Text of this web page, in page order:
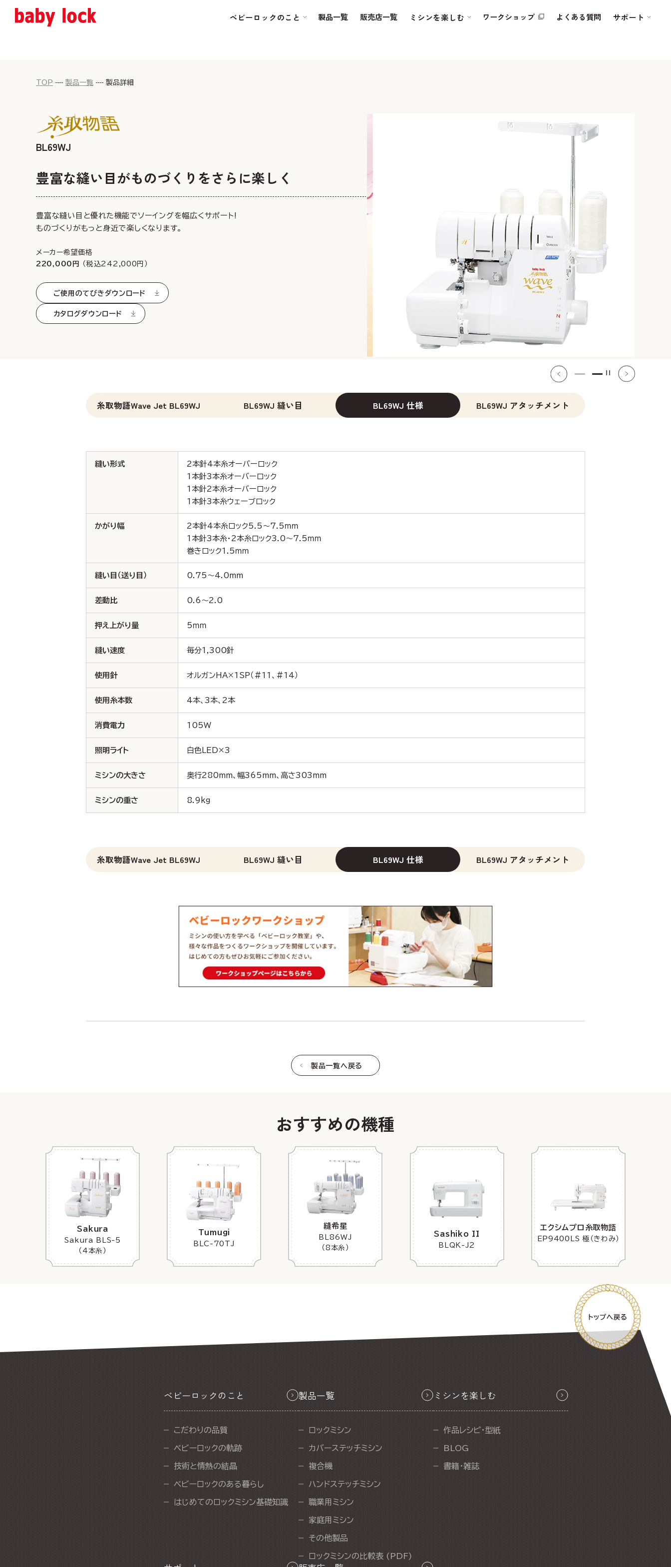
ベビーロックのこと 製品一覧 販売店一覧 ミシンを楽しむ ワークショップ よくある質問 サポート
TOP 製品一覧 製品詳細
BL69WJ
豊富な縫い目がものづくりをさらに楽しく
豊富な縫い目と優れた機能でソーイングを幅広くサポート!
ものづくりがもっと身近で楽しくなります。
メーカー希望価格
220,000円
（税込242,000円）
ご使用のてびきダウンロード
カタログダウンロード
糸取物語Wave Jet BL69WJ BL69WJ 縫い目 BL69WJ 仕様 BL69WJ アタッチメント
縫い形式
2本針4本糸オーバーロック
1本針3本糸オーバーロック
1本針2本糸オーバーロック
1本針3本糸ウェーブロック
かがり幅
2本針4本糸ロック5.5～7.5ｍｍ
1本針3本糸・2本糸ロック3.0～7.5ｍｍ
巻きロック1.5ｍｍ
縫い目（送り目） 0.75～4.0mm
差動比 0.6～2.0
押え上がり量 5ｍｍ
縫い速度 毎分1,300針
使用針 オルガンHA×1SP（#11、#14）
使用糸本数 4本、3本、2本
消費電力 105W
照明ライト 白色LED×3
ミシンの大きさ 奥行280mm、幅365mm、高さ303mm
ミシンの重さ 8.9kg
糸取物語Wave Jet BL69WJ BL69WJ 縫い目 BL69WJ 仕様 BL69WJ アタッチメント
製品一覧へ戻る
おすすめの機種
Sakura
Sakura BLS-5
（4本糸）
Tumugi
BLC-70TJ
縫希星
BL86WJ
（8本糸）
Sashiko II
BLQK-J2
エクシムプロ糸取物語
EP9400LS 極（きわみ）
ベビーロックのこと
こだわりの品質
ベビーロックの軌跡
技術と情熱の結晶
ベビーロックのある暮らし
はじめてのロックミシン基礎知識
製品一覧
ロックミシン
カバーステッチミシン
複合機
ハンドステッチミシン
職業用ミシン
家庭用ミシン
その他製品
ロックミシンの比較表 (PDF)
ミシンを楽しむ
作品レシピ・型紙
BLOG
書籍・雑誌